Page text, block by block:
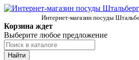
Интернет-магазин посуды
Корзина ждет
Выберите любое предложение
Найти